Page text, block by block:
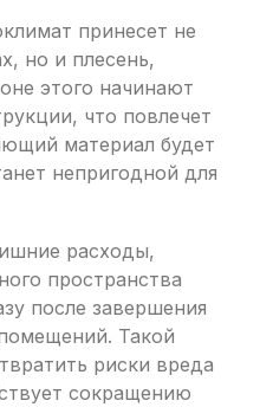
принесет не
но и плесень,
этого начинают
что повлечет
материал будет
непригодной для
расходы,
пространства
после завершения
Такой
риски вреда
сокращению